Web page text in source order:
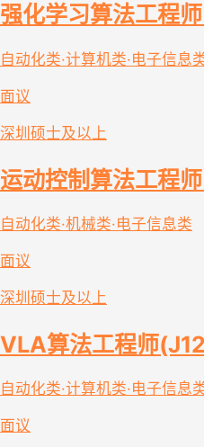
强化学习算法工程
自动化类·计算机类·电子信息
面议
深圳 硕士及以上
运动控制算法工程
自动化类·机械类·电子信息类
面议
深圳 硕士及以上
VLA算法工程师
自动化类·计算机类·电子信息
面议